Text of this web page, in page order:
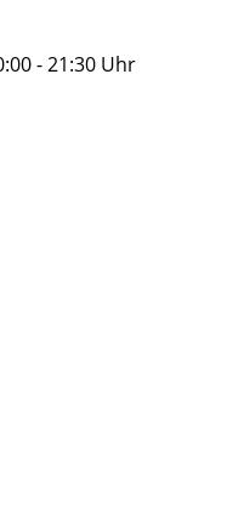
- 21:30 Uhr